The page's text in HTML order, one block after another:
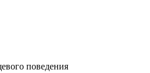
поведения